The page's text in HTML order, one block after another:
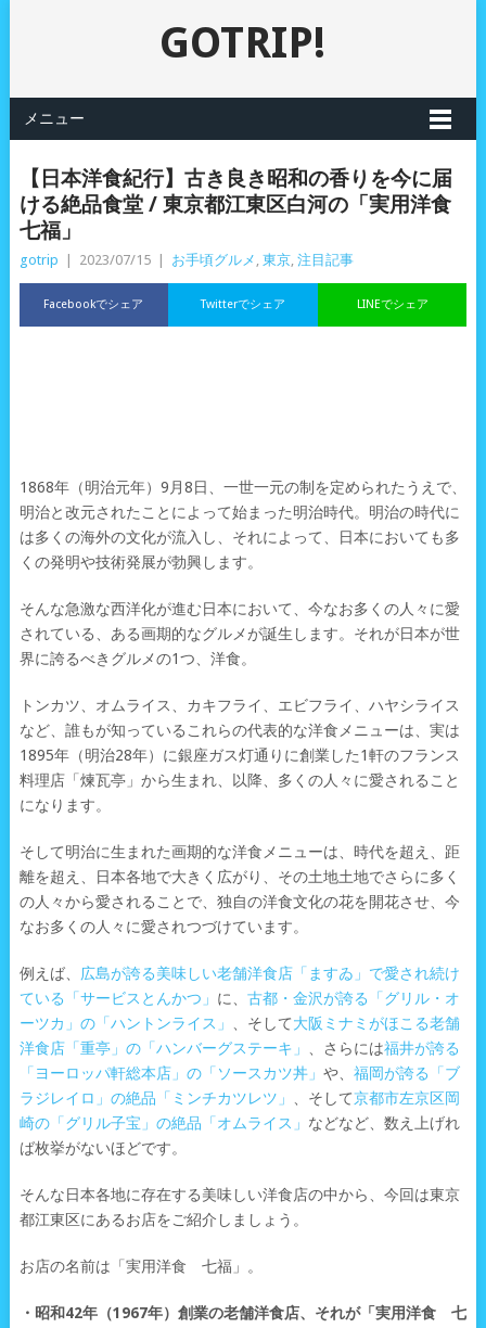
GOTRIP!
メニュー
【日本洋食紀行】古き良き昭和の香りを今に届
ける絶品食堂 / 東京都江東区白河の「実用洋食
七福」
gotrip 2023/07/15 お手頃グルメ , 東京, 注目記事
Facebookでシェア LINEでシェア
Twitterでシェア
1868年（明治元年）9月8日、一世一元の制を定められたうえで、
明治と改元されたことによって始まった明治時代。明治の時代に
は多くの海外の文化が流入し、それによって、日本においても多
くの発明や技術発展が勃興します。
そんな急激な西洋化が進む日本において、今なお多くの人々に愛
されている、ある画期的なグルメが誕生します。それが日本が世
界に誇るべきグルメの1つ、洋食。
トンカツ、オムライス、カキフライ、エビフライ、ハヤシライス
など、誰もが知っているこれらの代表的な洋食メニューは、実は
1895年（明治28年）に銀座ガス灯通りに創業した1軒のフランス
料理店「煉瓦亭」から生まれ、以降、多くの人々に愛されること
になります。
そして明治に生まれた画期的な洋食メニューは、時代を超え、距
離を超え、日本各地で大きく広がり、その土地土地でさらに多く
の人々から愛されることで、独自の洋食文化の花を開花させ、今
なお多くの人々に愛されつづけています。
例えば、 広島が誇る美味しい老舗洋食店「ますゐ」で愛され続け
ている「サービスとんかつ」 に、 古都・金沢が誇る「グリル・オ
ーツカ」の「ハントンライス」
、そして大阪ミナミがほこる老舗
洋食店「重亭」の「ハンバーグステーキ」
、さらには福井が誇る
「ヨーロッパ軒総本店」の「ソースカツ丼」 や、 福岡が誇る「ブ
ラジレイロ」の絶品「ミンチカツレツ」
、そして京都市左京区岡
崎の「グリル子宝」の絶品「オムライス」 などなど、数え上げれ
ば枚挙がないほどです。
そんな日本各地に存在する美味しい洋食店の中から、今回は東京
都江東区にあるお店をご紹介しましょう。
お店の名前は「実用洋食 七福」。
・昭和42年（1967年）創業の老舗洋食店、それが「実用洋食 七